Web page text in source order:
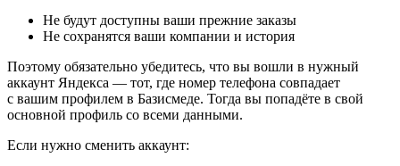
Не будут доступны ваши прежние заказы
Не сохранятся ваши компании и история
Поэтому обязательно убедитесь, что вы вошли в нужный
аккаунт Яндекса — тот, где номер телефона совпадает
с вашим профилем в Базисмеде. Тогда вы попадёте в свой
основной профиль со всеми данными.
Если нужно сменить аккаунт: